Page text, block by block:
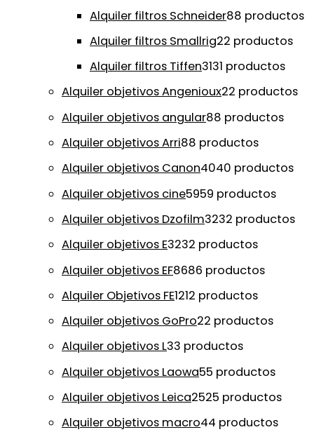
Alquiler filtros Schneider88 productos
Alquiler filtros Smallrig22 productos
Alquiler filtros Tiffen3131 productos
Alquiler objetivos Angenioux22 productos
Alquiler objetivos angular88 productos
Alquiler objetivos Arri88 productos
Alquiler objetivos Canon4040 productos
Alquiler objetivos cine5959 productos
Alquiler objetivos Dzofilm3232 productos
Alquiler objetivos E3232 productos
Alquiler objetivos EF8686 productos
Alquiler Objetivos FE1212 productos
Alquiler objetivos GoPro22 productos
Alquiler objetivos L33 productos
Alquiler objetivos Laowa55 productos
Alquiler objetivos Leica2525 productos
Alquiler objetivos macro44 productos